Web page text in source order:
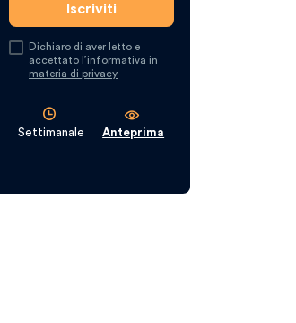
Dichiaro di aver letto e
accettato l’informativa in
materia di privacy
Settimanale Anteprima